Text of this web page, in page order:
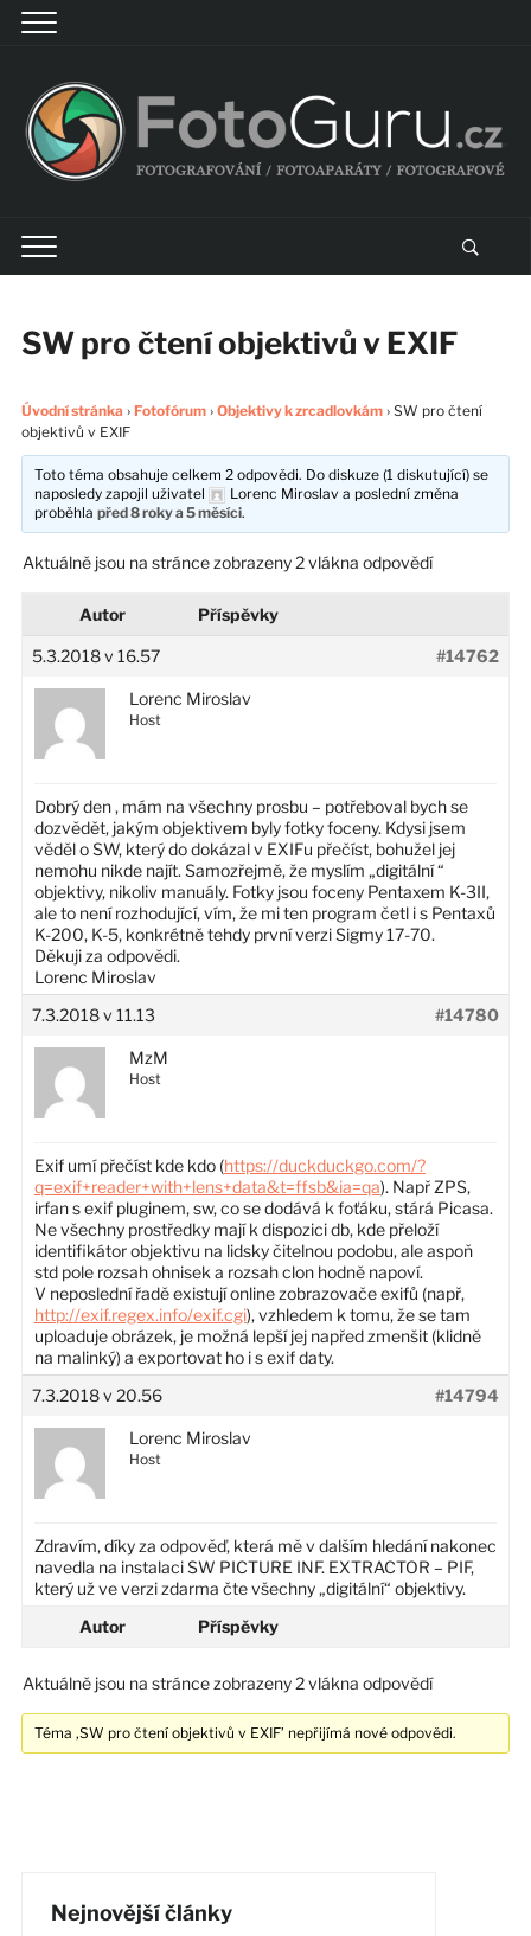
SW pro čtení objektivů v EXIF
Úvodní stránka › Fotofórum › Objektivy k zrcadlovkám › SW pro čtení
objektivů v EXIF
Toto téma obsahuje celkem 2 odpovědi. Do diskuze (1 diskutující) se
naposledy zapojil uživatel
Lorenc Miroslav a poslední změna
proběhlapřed 8 roky a 5 měsíci.
Aktuálně jsou na stránce zobrazeny 2 vlákna odpovědí
Autor Příspěvky
5.3.2018 v 16.57 #14762
Lorenc Miroslav
Host
Dobrý den , mám na všechny prosbu – potřeboval bych se
dozvědět, jakým objektivem byly fotky foceny. Kdysi jsem
věděl o SW, který do dokázal v EXIFu přečíst, bohužel jej
nemohu nikde najít. Samozřejmě, že myslím „digitální “
objektivy, nikoliv manuály. Fotky jsou foceny Pentaxem K-3II,
ale to není rozhodující, vím, že mi ten program četl i s Pentaxů
K-200, K-5, konkrétně tehdy první verzi Sigmy 17-70.
Děkuji za odpovědi.
Lorenc Miroslav
7.3.2018 v 11.13
#14780
MzM
Host
Exif umí přečíst kde kdo (https://duckduckgo.com/?
q=exif+reader+with+lens+data&t=ffsb&ia=qa). Např ZPS,
irfan s exif pluginem, sw, co se dodává k foťáku, stárá Picasa.
Ne všechny prostředky mají k dispozici db, kde přeloží
identifikátor objektivu na lidsky čitelnou podobu, ale aspoň
std pole rozsah ohnisek a rozsah clon hodně napoví.
V neposlední řadě existují online zobrazovače exifů (např,
http://exif.regex.info/exif.cgi), vzhledem k tomu, že se tam
uploaduje obrázek, je možná lepší jej napřed zmenšit (klidně
na malinký) a exportovat ho i s exif daty.
7.3.2018 v 20.56
#14794
Lorenc Miroslav
Host
Zdravím, díky za odpověď, která mě v dalším hledání nakonec
navedla na instalaci SW PICTURE INF. EXTRACTOR – PIF,
který už ve verzi zdarma čte všechny „digitální“ objektivy.
Autor
Příspěvky
Aktuálně jsou na stránce zobrazeny 2 vlákna odpovědí
Téma ‚SW pro čtení objektivů v EXIF’ nepřijímá nové odpovědi.
Nejnovější články